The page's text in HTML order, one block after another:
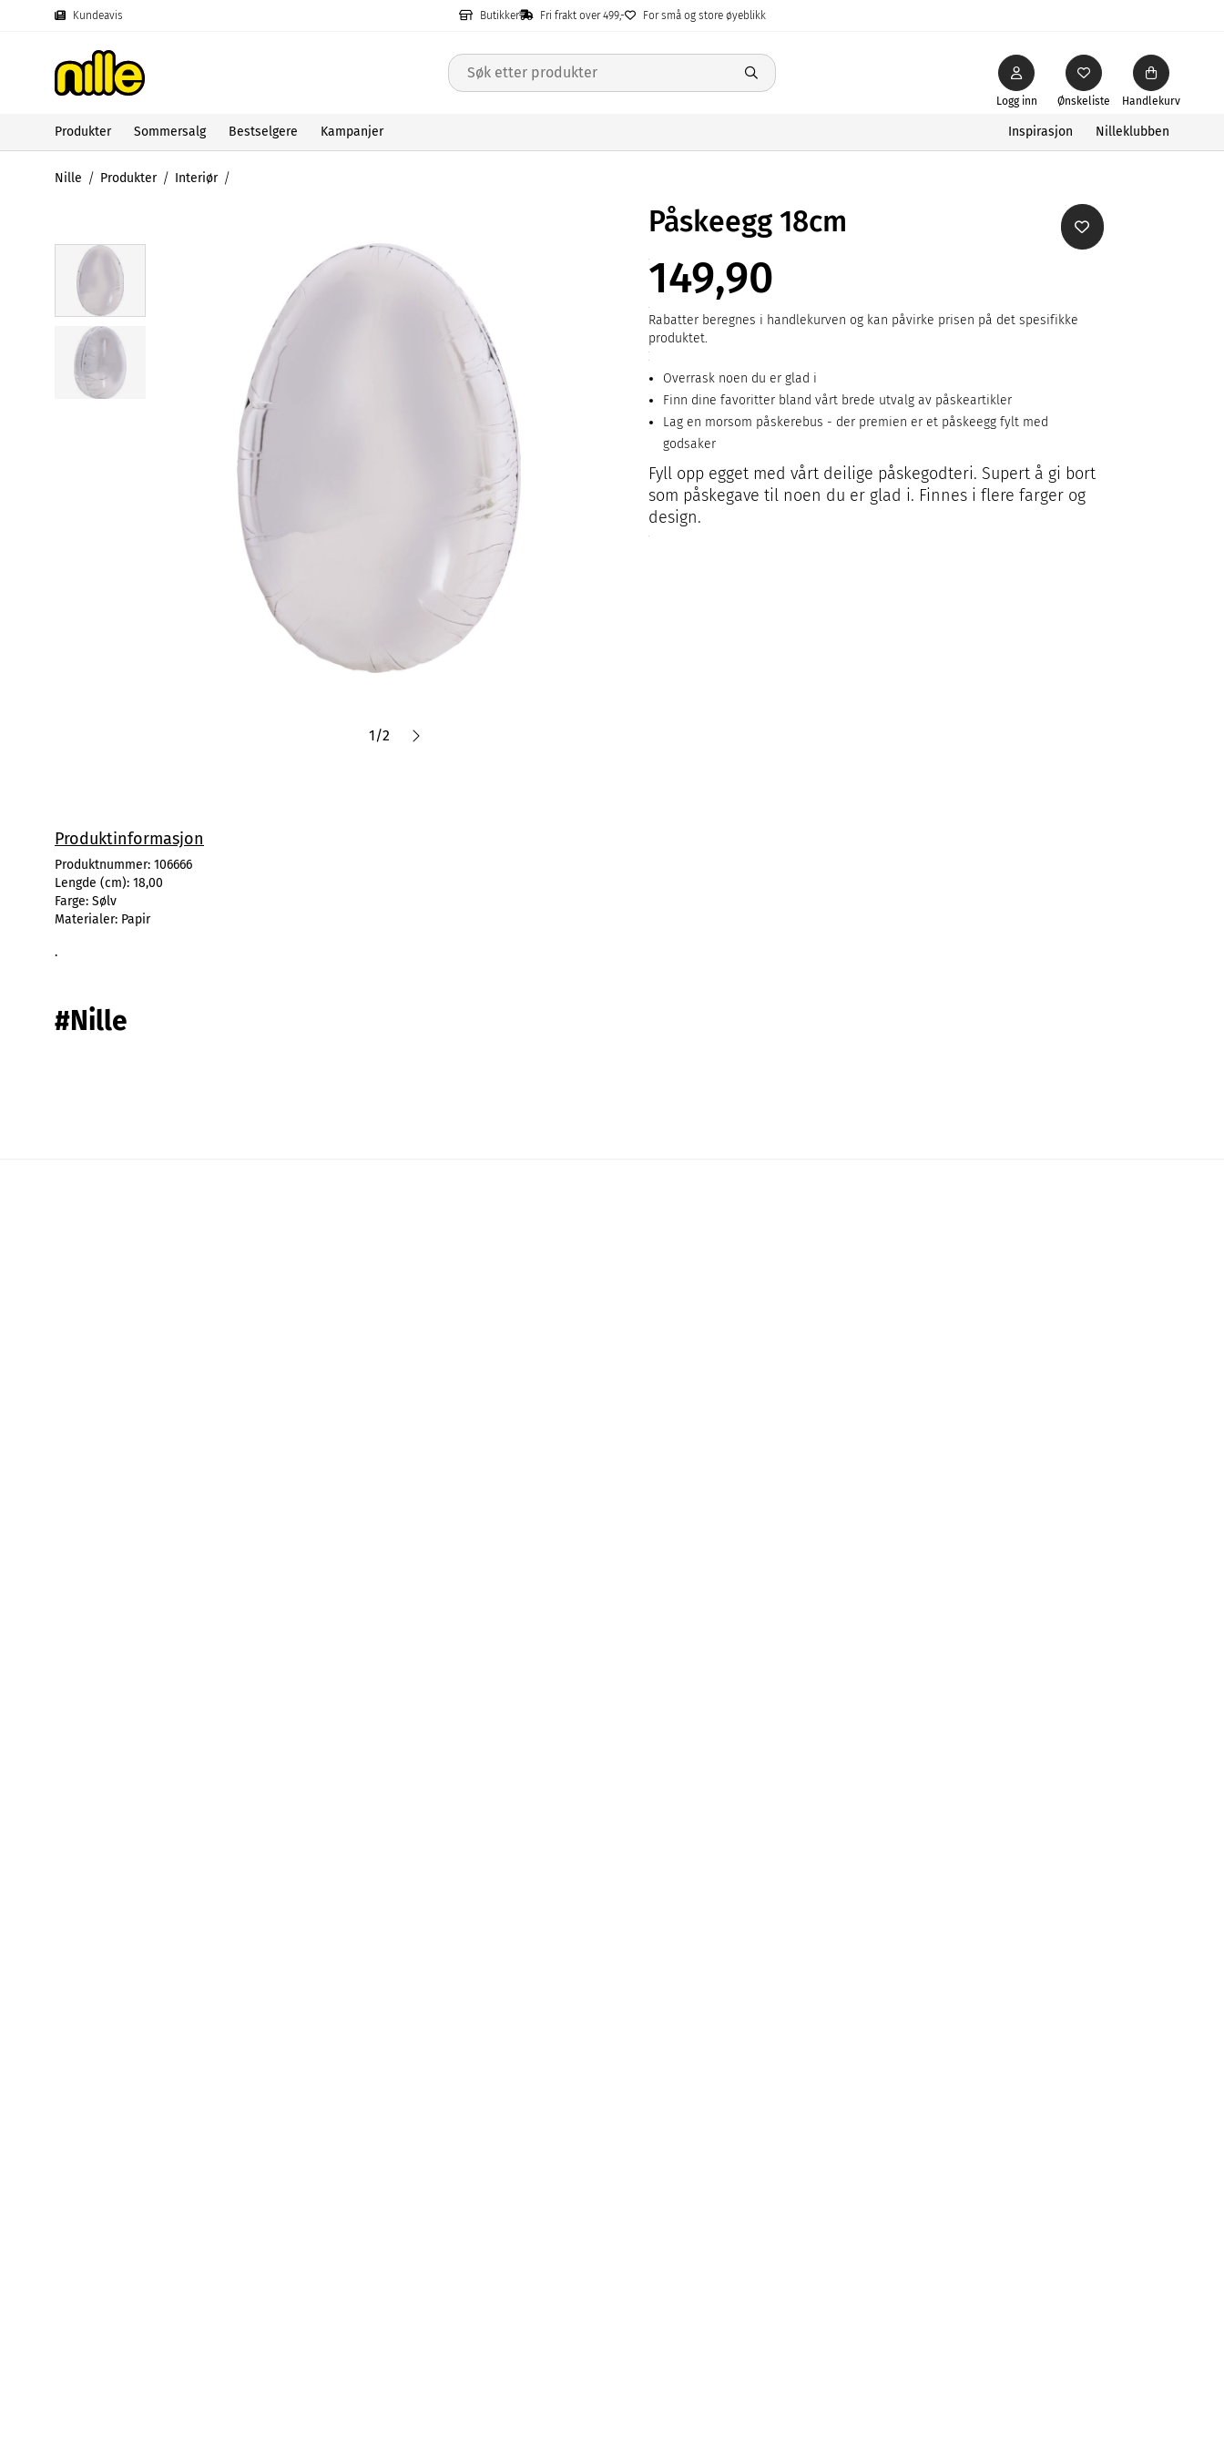
Kundeavis Butikker Fri frakt over 499,- For små og store øyeblikk
Ønskeliste
Logg inn Handlekurv
Produkter Sommersalg Bestselgere Kampanjer Inspirasjon Nilleklubben
Nille Produkter Interiør
1/2
Påskeegg 18cm
149,90
Rabatter beregnes i handlekurven og kan påvirke prisen på det spesifikke
produktet.
Overrask noen du er glad i
Finn dine favoritter bland vårt brede utvalg av påskeartikler
Lag en morsom påskerebus - der premien er et påskeegg fylt med
godsaker
Fyll opp egget med vårt deilige påskegodteri. Supert å gi bort
som påskegave til noen du er glad i. Finnes i flere farger og
design.
Produktinformasjon
Produktnummer: 106666
Lengde (cm): 18,00
Farge: Sølv
Materialer: Papir
.
#Nille